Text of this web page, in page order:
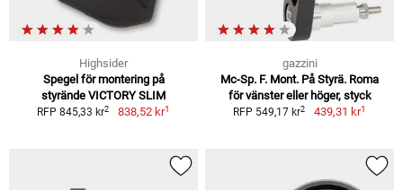
Highsider
Spegel för montering på
styrände VICTORY SLIM
RFP 845,33 kr2 838,52 kr1
gazzini
Mc-Sp. F. Mont. På Styrä. Roma
för vänster eller höger, styck
RFP 549,17 kr2 439,31 kr1